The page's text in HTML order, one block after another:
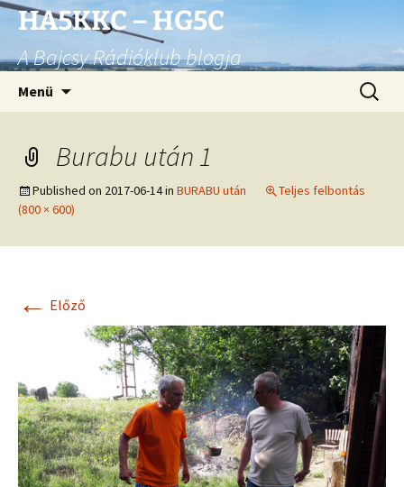
Ugrás
tartalomhoz
HA5KKC – HG5C
A Bajcsy Rádióklub blogja
Menü
Burabu után 1
Published on 2017-06-14in BURABU után
Teljes felbontás
(800 × 600)
← Előző